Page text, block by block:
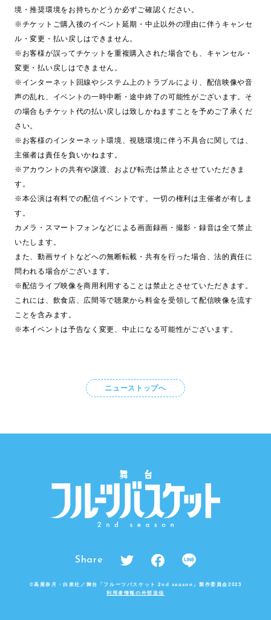
境・推奨環境をお持ちかどうか必ずご確認ください。
※チケットご購入後のイベント延期・中止以外の理由に伴うキャンセ
ル・変更・払い戻しはできません。
※お客様が誤ってチケットを重複購入された場合でも、キャンセル・
変更・払い戻しはできません。
※インターネット回線やシステム上のトラブルにより、配信映像や音
声の乱れ、イベントの一時中断・途中終了の可能性がございます。そ
の場合もチケット代の払い戻しは致しかねますことを予めご了承くだ
さい。
※お客様のインターネット環境、視聴環境に伴う不具合に関しては、
主催者は責任を負いかねます。
※アカウントの共有や譲渡、および転売は禁止とさせていただきま
す。
※本公演は有料での配信イベントです。一切の権利は主催者が有しま
す。
カメラ・スマートフォンなどによる画面録画・撮影・録音は全て禁止
いたします。
また、動画サイトなどへの無断転載・共有を行った場合、法的責任に
問われる場合がございます。
※配信ライブ映像を商用利用することは禁止とさせていただきます。
これには、飲食店、広間等で聴衆から料金を受領して配信映像を流す
ことを含みます。
※本イベントは予告なく変更、中止になる可能性がございます。
ニューストップへ
Share
©高屋奈月・白泉社／舞台「フルーツバスケット 2nd season」製作委員会2023
利用者情報の外部送信